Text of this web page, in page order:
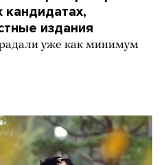
издания
уже как минимум